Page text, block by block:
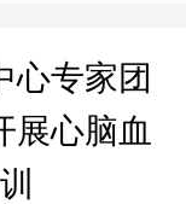
心专家团
展心脑血